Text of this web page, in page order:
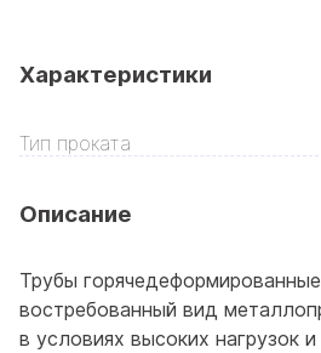
Характеристики
Тип проката
Описание
Трубы
востребованный вид
в условиях высоких нагрузок